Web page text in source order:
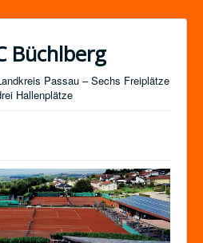
Büchlberg
Passau – Sechs Freiplätze
Hallenplätze